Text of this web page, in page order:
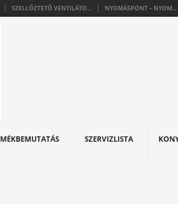
SZELLŐZTETŐ VENTILÁTO... NYOMÁSPONT – NYOM...
SZERVIZLISTA